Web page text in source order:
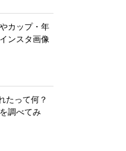
カップ・年
ンスタ画像
たって何？
調べてみ